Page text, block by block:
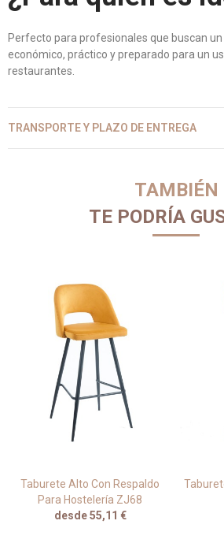
Perfecto para profesionales que buscan
económico, práctico y preparado para un
restaurantes.
TRANSPORTE Y PLAZO DE ENTREGA
TAMBIÉN
TE PODRÍA
Taburete Alto Con Respaldo
Para Hostelería ZJ68
desde 55,11 €